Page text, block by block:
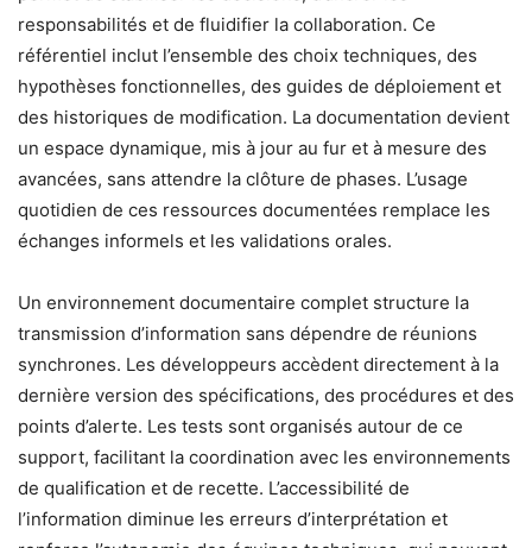
responsabilités et de fluidifier la collaboration. Ce
référentiel inclut l’ensemble des choix techniques, des
hypothèses fonctionnelles, des guides de déploiement et
des historiques de modification. La documentation devient
un espace dynamique, mis à jour au fur et à mesure des
avancées, sans attendre la clôture de phases. L’usage
quotidien de ces ressources documentées remplace les
échanges informels et les validations orales.
Un environnement documentaire complet structure la
transmission d’information sans dépendre de réunions
synchrones. Les développeurs accèdent directement à la
dernière version des spécifications, des procédures et des
points d’alerte. Les tests sont organisés autour de ce
support, facilitant la coordination avec les environnements
de qualification et de recette. L’accessibilité de
l’information diminue les erreurs d’interprétation et